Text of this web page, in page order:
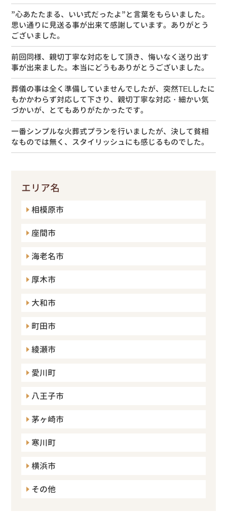
”心あたたまる、いい式だったよ”と言葉をもらいました。
思い通りに見送る事が出来て感謝しています。ありがとう
ございました。
前回同様、親切丁寧な対応をして頂き、悔いなく送り出す
事が出来ました。本当にどうもありがとうございました。
葬儀の事は全く準備していませんでしたが、突然TELしたに
もかかわらず対応して下さり、親切丁寧な対応・細かい気
づかいが、とてもありがたかったです。
一番シンプルな火葬式プランを行いましたが、決して貧相
なものでは無く、スタイリッシュにも感じるものでした。
エリア名
相模原市
座間市
海老名市
厚木市
大和市
町田市
綾瀬市
愛川町
八王子市
茅ヶ崎市
寒川町
横浜市
その他